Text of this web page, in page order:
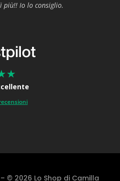
più!! Io lo consiglio.
★
– © 2026 Lo Shop di Camilla